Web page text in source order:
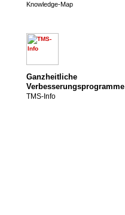
Knowledge-Map
Ganzheitliche
Verbesserungsprogramme
TMS-Info